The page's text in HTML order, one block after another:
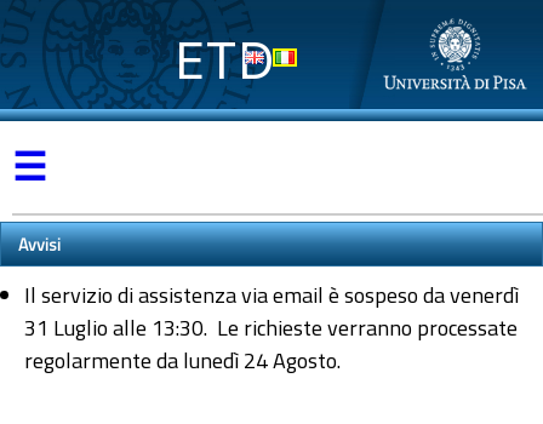
ETD
☰
Avvisi
Il servizio di assistenza via email è sospeso da venerdì
31 Luglio alle 13:30. Le richieste verranno processate
regolarmente da lunedì 24 Agosto.